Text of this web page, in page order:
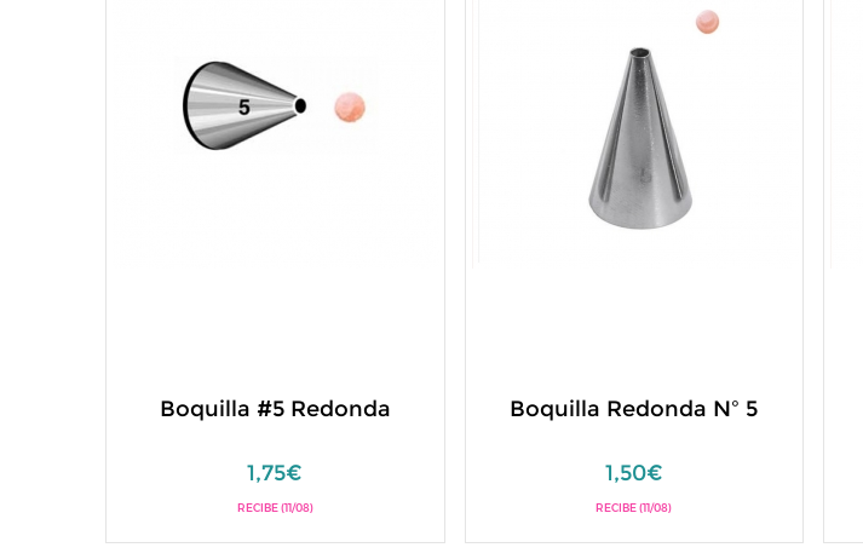
Boquilla #5 Redonda
1,75€
RECIBE (11/08)
Boquilla Redonda Nº 5
1,50€
RECIBE (11/08)